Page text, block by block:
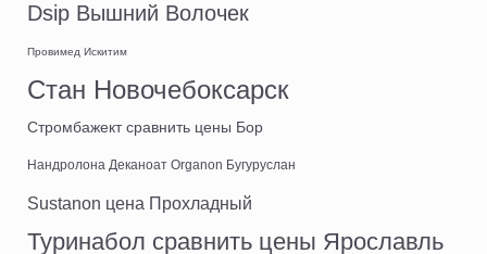
Dsip Вышний Волочек
Провимед Искитим
Стан Новочебоксарск
Стромбажект сравнить цены Бор
Нандролона Деканоат Organon Бугуруслан
Sustanon цена Прохладный
Туринабол сравнить цены Ярославль